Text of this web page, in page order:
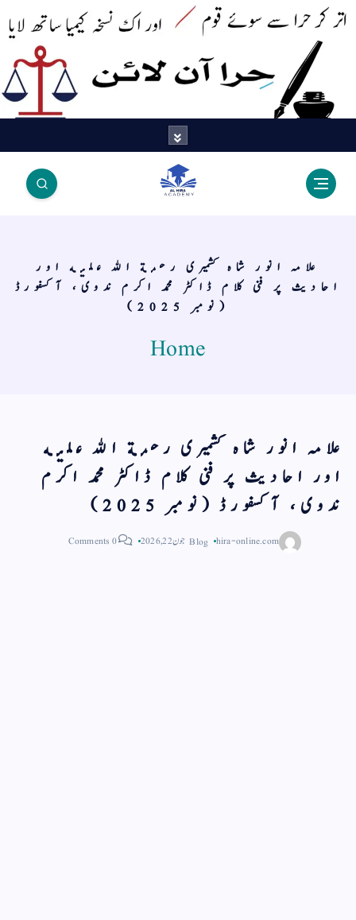
اک نسخہ کیمیا ساتھ لایا
علامہ انور شاہ کشمیری رحمة الله عليه اور
احادیث پر فنی کلام ڈاکٹر محمد اکرم ندوی، آكسفورڈ
(نومبر 2025)
Home
علامہ انور شاہ کشمیری رحمة الله عليه
اور احادیث پر فنی کلام ڈاکٹر محمد اکرم
ندوی، آكسفورڈ (نومبر 2025)
hira-online.com
Blog جون 22, 2026 0 Comments